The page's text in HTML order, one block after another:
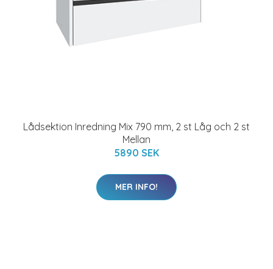
Lådsektion Inredning Mix 790 mm, 2 st Låg och 2 st
Mellan
5890 SEK
MER INFO!